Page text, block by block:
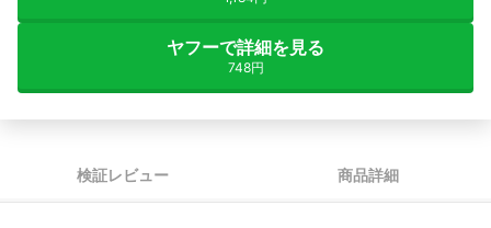
ヤフーで詳細を見る
748円
検証レビュー 商品詳細